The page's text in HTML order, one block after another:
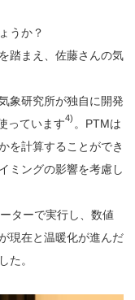
うか？
踏まえ、佐藤さんの気
象研究所が独自に開発
っています4) 。PTMは
を計算することができ
ミングの影響を考慮し
ターで実行し、数値
現在と温暖化が進んだ
た。